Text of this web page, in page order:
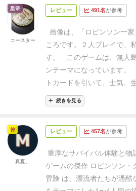
適用する。c)作成：作成１
が１〜２個と作成に必要な
当てた場合は自動的に成功
のアクションダイズ３個を
ルターの作成には、ゲーム
数が変わる。また、一度作
ることは無い。・屋根と柵
にゲームの人数によって必
場」にカードを置く（キャ
ズ終了後、アイテム面を表
全て置く。もし、アイテム
合、次のラウンドから使用
いるせいなのか探索しても
が効かないという悪条件の
ろに十字架を5本建てる。
ギリクリアできました。 3
り、隔離されたジェニーを
を脱出するのですがゲーム
かれている赤いコマを見る
は瀕死になってますし、私
の最終ターンという激闘でし
から溶岩が流れ込んできて
まで脱出艇を作り上げるこ
ンプ地を移動しながらアイ
り。 ターン数8までにやら
数プレイで各々やりたいこ
行き詰まってしまいます。
統一をきっちりとしなけれ
どうしても「奉行問題」が
高い人の指示に従うだけ、
力ゲームとして楽しめない
しいです。 多人数の場合は
良いのかもしれません。 【
た。相当重いですし、戦略
素があるため、苦手な人、
人もいそうです。おすすめ
＜ソロプレイした感想＞
めないままに、プレイミス
らプレイすることになりま
ぎりぎりの食料を保ちなが
を許容してあと3ラウンド
と目標に向かって強引に行
えながらプレイができるよ
回数が少ないという不利を
う一人（フライデーという
語登場人物）と犬もお助け
す。が、、かなり難しい。
リオに挑戦しましたが6回目
か、出る確率とかを考えて
る！とかが薄い。ゲームに
方。ハードな責めが好きな
楽しかった…
レビュー 491名が参考
画像は、「ロビンソン一
ころです。２人プレイで、
す。
このゲームは、無人
ンテーマになっています。
トカードを引いて、士気、
夜の順番に各フェイズを終
す。このゲームの最も面白
ゲームは、ダイスや、カー
れらを上手に組み合わせて
を再現しています。一つの
かけを作る感じなどは、な
続きを見る
皇帝
コースター
レビュー 457名が参考
重厚なサバイバル体験と物
ゲームの傑作 ロビンソン・
冒険 は、漂流者たちが過酷
神
真夏。